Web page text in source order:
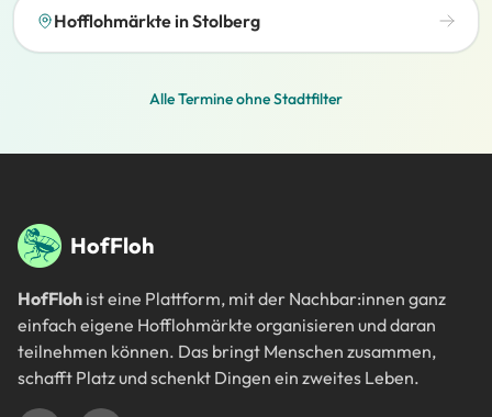
Hofflohmärkte in Stolberg
Alle Termine ohne Stadtfilter
FußbereichHofFloh
HofFloh ist eine Plattform, mit der Nachbar:innen ganz
einfach eigene Hofflohmärkte organisieren und daran
teilnehmen können. Das bringt Menschen zusammen,
schafft Platz und schenkt Dingen ein zweites Leben.